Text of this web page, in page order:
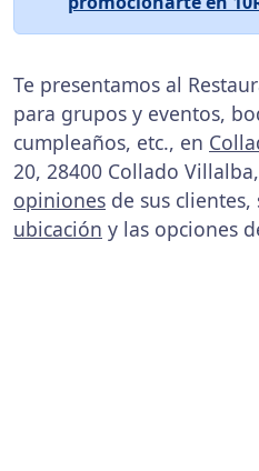
Te presentamos al
para grupos y eventos,
cumpleaños, etc., en
20, 28400 Collado
opiniones de sus clientes,
ubicación y las opciones